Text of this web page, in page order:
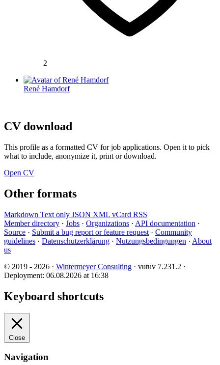
2
René Hamdorf
CV download
This profile as a formatted CV for job applications. Open it to pick
what to include, anonymize it, print or download.
Open CV
Other formats
Markdown Text only JSON XML vCard RSS
Member directory · Jobs · Organizations · API documentation ·
Source · Submit a bug report or feature request · Community
guidelines · Datenschutzerklärung · Nutzungsbedingungen · About
us
© 2019 - 2026 · Wintermeyer Consulting · vutuv 7.231.2 ·
Deployment: 06.08.2026 at 16:38
Keyboard shortcuts
Close
Navigation